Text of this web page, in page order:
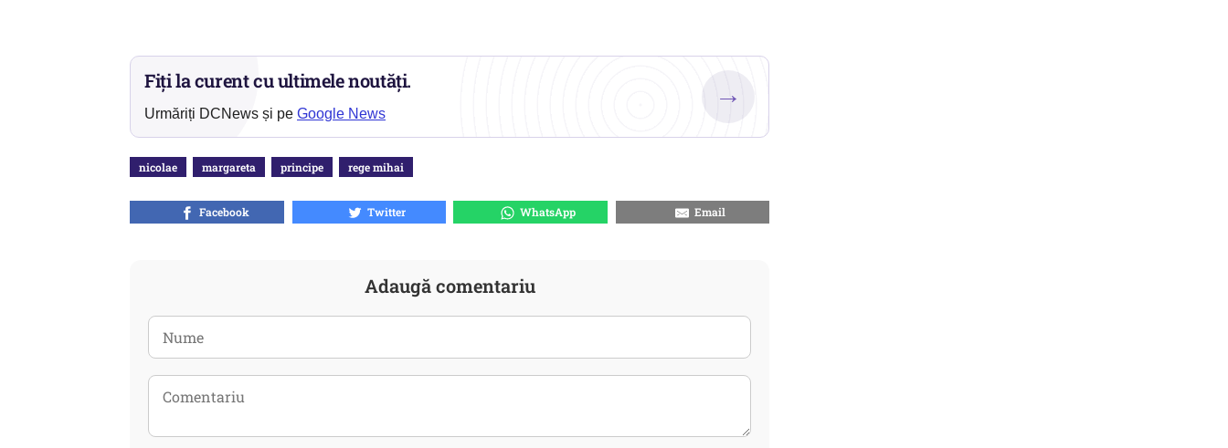
Fiți la curent cu ultimele noutăți.
Urmăriți DCNews și pe Google News
→
nicolae margareta principe rege mihai
Facebook Twitter WhatsApp Email
Adaugă comentariu